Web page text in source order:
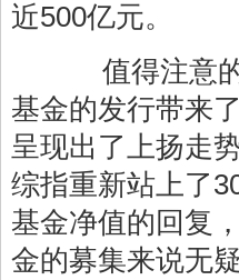
近500亿元。
值得注意的
基金的发行带来
呈现出了上扬走
综指重新站上了
基金净值的回复
金的募集来说无